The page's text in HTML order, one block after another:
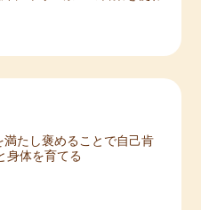
たし褒めることで自己肯
身体を育てる